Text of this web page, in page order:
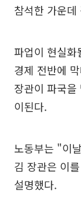
참석한 가운
파업이 현실
경제 전반에
장관이 파국
이된다.
노동부는 "이
김 장관은 이
설명했다.